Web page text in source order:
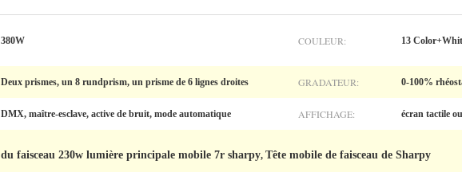
380W COULEUR: 13
Deux prismes, un 8 rundprism, un prisme de 6 lignes droites GRADATEUR: 0-100%
DMX, maître-esclave, active de bruit, mode automatique AFFICHAGE: écran tactile
du faisceau 230w lumière principale mobile 7r sharpy, Tête mobile de faisceau de Sharpy